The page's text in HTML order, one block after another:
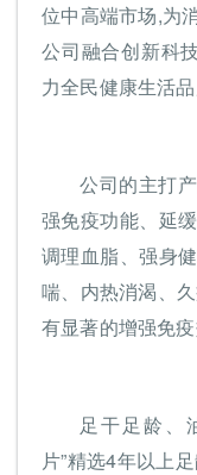
位中高端市场,为
公司融合创新科
力全民健康生活品
公司的主打
强免疫功能、延
调理血脂、强身
喘、内热消渴、
有显著的增强免疫
足干足龄、
片”精选4年以上